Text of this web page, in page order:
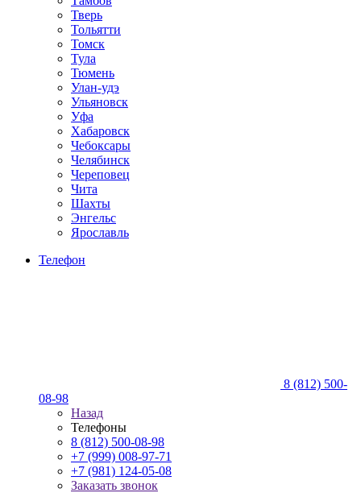
Тверь
Тольятти
Томск
Тула
Тюмень
Улан-удэ
Ульяновск
Уфа
Хабаровск
Чебоксары
Челябинск
Череповец
Чита
Шахты
Энгельс
Ярославль
Телефон
8 (812) 500-
08-98
Назад
Телефоны
8 (812) 500-08-98
+7 (999) 008-97-71
+7 (981) 124-05-08
Заказать звонок